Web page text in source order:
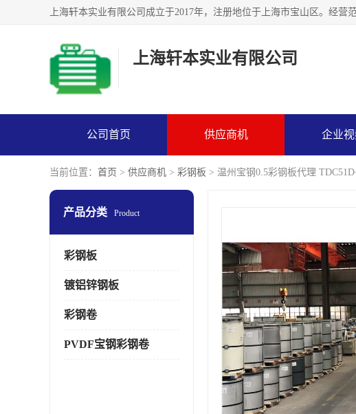
上海轩本实业有限公司
公司首页 供应商机 企业
当前位置： 首页 > 供应商机 > 彩钢板 > 温州宝钢0.5彩钢板代理
产品分类 Product
彩钢板
镀铝锌钢板
彩钢卷
PVDF宝钢彩钢卷